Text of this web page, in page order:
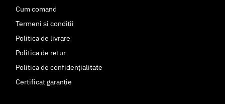
Cum comand
Termeni și condiții
Politica de livrare
Politica de retur
Politica de confidențialitate
Certificat garanție